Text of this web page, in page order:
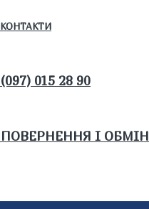
КОНТАКТИ
(097) 015 28 90
ПОВЕРНЕННЯ І ОБМІН